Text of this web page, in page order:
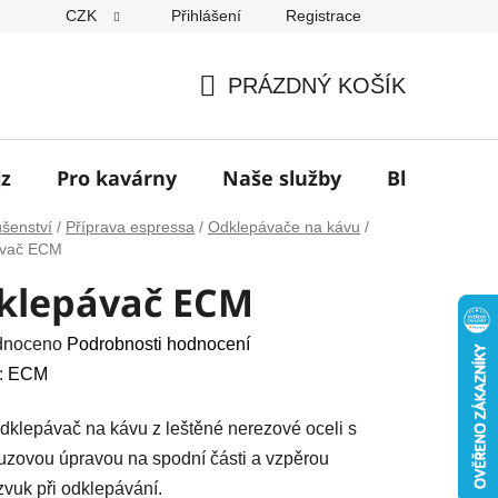
CZK Přihlášení Registrace
KOŠÍK
PRÁZDNÝ KOŠÍK
Pro kavárny Naše služby Blog
/ Příprava espressa / Odklepávače na kávu /
ECM
ECM
Podrobnosti hodnocení
ECM
na kávu z leštěné nerezové oceli s
úpravou na spodní části a vzpěrou
při odklepávání.